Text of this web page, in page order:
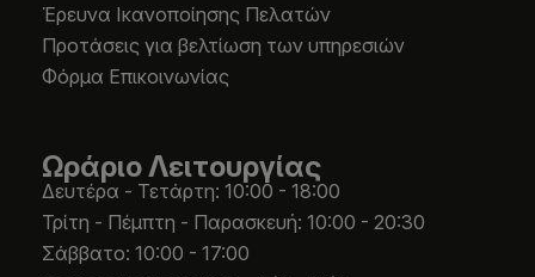
Έρευνα Ικανοποίησης Πελατών
Προτάσεις για βελτίωση των υπηρεσιών
Φόρμα Επικοινωνίας
Ωράριο Λειτουργίας
Δευτέρα - Τετάρτη: 10:00 - 18:00
Τρίτη - Πέμπτη - Παρασκευή: 10:00 - 20:30
Σάββατο: 10:00 - 17:00